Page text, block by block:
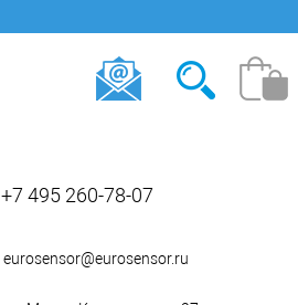
+7 495 260-78-07
eurosensor@eurosensor.ru